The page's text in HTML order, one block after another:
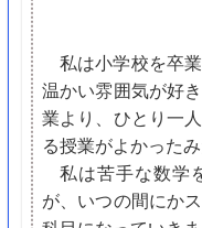
私は小学校を卒
温かい雰囲気が好
業より、ひとり一
る授業がよかったみ
私は苦手な数学
が、いつの間にか